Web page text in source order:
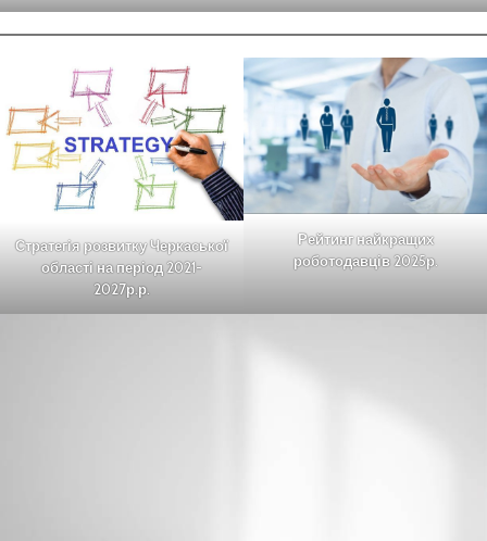
Стратегія розвитку Черкаської
області на період 2021-
2027р.р.
Рейтинг найкращих
роботодавців 2025р.